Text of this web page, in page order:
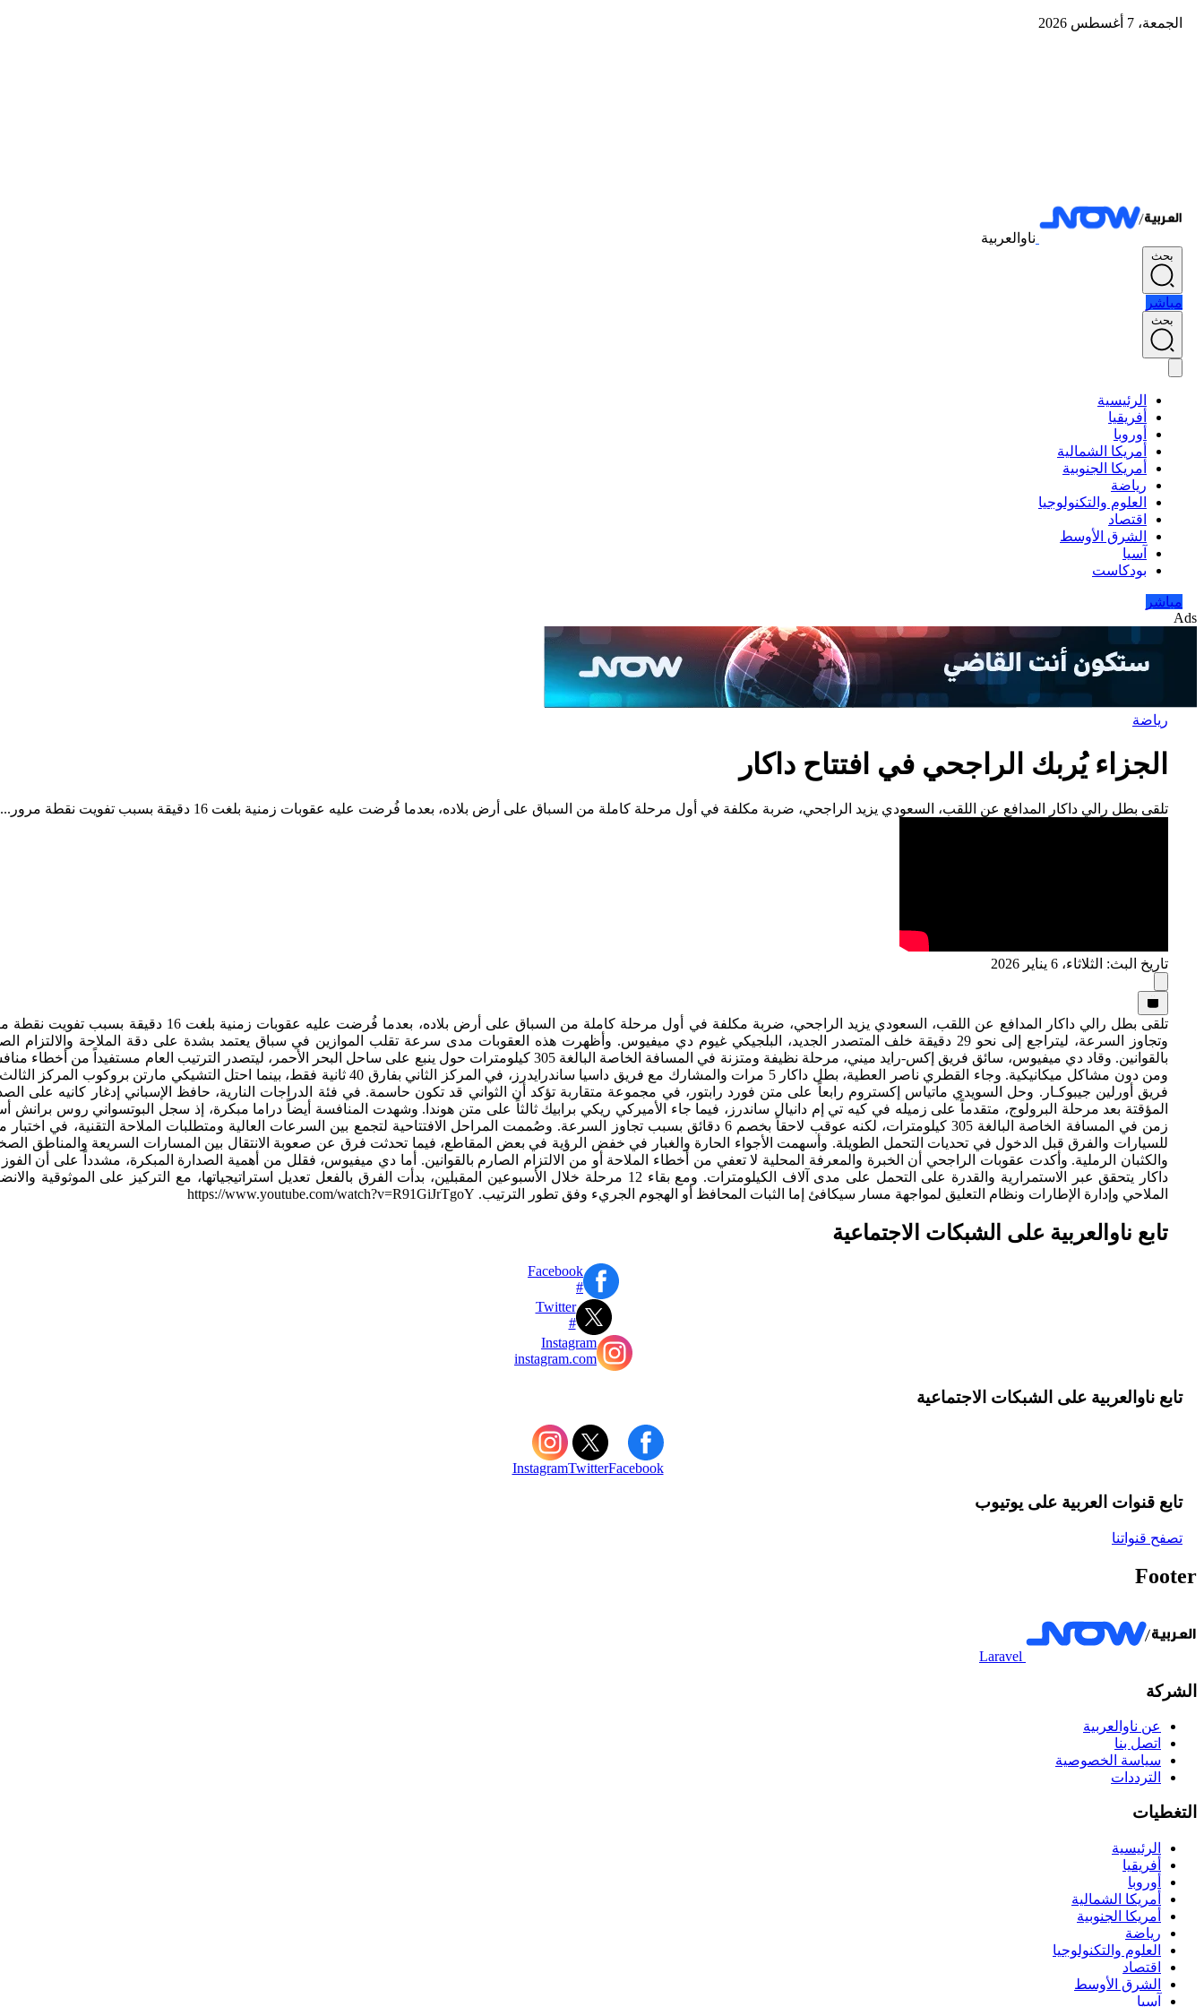
الجمعة، 7 أغسطس 2026
ناوالعربية
بحث
مباشر
بحث
الرئيسية
أفريقيا
أوروبا
أمريكا الشمالية
أمريكا الجنوبية
رياضة
العلوم والتكنولوجيا
اقتصاد
الشرق الأوسط
آسيا
بودكاست
مباشر
Ads
رياضة
الجزاء يُربك الراجحي في افتتاح داكار
تلقى بطل رالي داكار المدافع عن اللقب، السعودي يزيد الراجحي، ضربة مكلفة في أول مرحلة كاملة من السباق على أرض بلاده، بعدما فُرضت عليه عقوبات زمنية بلغت 16 دقيقة بسبب تفويت نقطة مرور...
تاريخ البث: الثلاثاء، 6 يناير 2026
تلقى بطل رالي داكار المدافع عن اللقب، السعودي يزيد الراجحي، ضربة مكلفة في أول مرحلة كاملة من السباق على أرض بلاده، بعدما فُرضت عليه عقوبات زمنية بلغت 16
وتجاوز السرعة، ليتراجع إلى نحو 29 دقيقة خلف المتصدر الجديد، البلجيكي غيوم دي ميفيوس. وأظهرت هذه العقوبات مدى سرعة تقلب الموازين في سباق يعتمد بشدة على دقة الملاحة والالتزام
بالقوانين. وقاد دي ميفيوس، سائق فريق إكس-رايد ميني، مرحلة نظيفة ومتزنة في المسافة الخاصة البالغة 305 كيلومترات حول ينبع على ساحل البحر الأحمر، ليتصدر الترتيب العام مستفيداً من
ومن دون مشاكل ميكانيكية. وجاء القطري ناصر العطية، بطل داكار 5 مرات والمشارك مع فريق داسيا ساندرايدرز، في المركز الثاني بفارق 40 ثانية فقط، بينما احتل التشيكي مارتن بروكوب
فريق أورلين جيبوكـار. وحل السويدي ماتياس إكستروم رابعاً على متن فورد رابتور، في مجموعة متقاربة تؤكد أن الثواني قد تكون حاسمة. في فئة الدراجات النارية، حافظ الإسباني إدغار كانيه على
المؤقتة بعد مرحلة البرولوج، متقدماً على زميله في كيه تي إم دانيال ساندرز، فيما جاء الأميركي ريكي برابيك ثالثاً على متن هوندا. وشهدت المنافسة أيضاً دراما مبكرة، إذ سجل البوتسواني روس برانش
زمن في المسافة الخاصة البالغة 305 كيلومترات، لكنه عوقب لاحقاً بخصم 6 دقائق بسبب تجاوز السرعة. وصُممت المراحل الافتتاحية لتجمع بين السرعات العالية ومتطلبات الملاحة التقنية، في
للسيارات والفرق قبل الدخول في تحديات التحمل الطويلة. وأسهمت الأجواء الحارة والغبار في خفض الرؤية في بعض المقاطع، فيما تحدثت فرق عن صعوبة الانتقال بين المسارات السريعة والمناطق
والكثبان الرملية. وأكدت عقوبات الراجحي أن الخبرة والمعرفة المحلية لا تعفي من أخطاء الملاحة أو من الالتزام الصارم بالقوانين. أما دي ميفيوس، فقلل من أهمية الصدارة المبكرة، مشدداً على أن
داكار يتحقق عبر الاستمرارية والقدرة على التحمل على مدى آلاف الكيلومترات. ومع بقاء 12 مرحلة خلال الأسبوعين المقبلين، بدأت الفرق بالفعل تعديل استراتيجياتها، مع التركيز على الموثوقية
الملاحي وإدارة الإطارات ونظام التعليق لمواجهة مسار سيكافئ إما الثبات المحافظ أو الهجوم الجريء وفق تطور الترتيب. https://www.youtube.com/watch?v=R91GiJrTgoY
تابع ناوالعربية على الشبكات الاجتماعية
Facebook
#
Twitter
#
Instagram
instagram.com
تابع ناوالعربية على الشبكات الاجتماعية
Facebook
Twitter
Instagram
تابع قنوات العربية على یوتیوب
تصفح قنواتنا
Footer
Laravel
الشركة
عن ناوالعربية
اتصل بنا
سياسة الخصوصية
الترددات
التغطيات
الرئيسية
أفريقيا
أوروبا
أمريكا الشمالية
أمريكا الجنوبية
رياضة
العلوم والتكنولوجيا
اقتصاد
الشرق الأوسط
آسيا